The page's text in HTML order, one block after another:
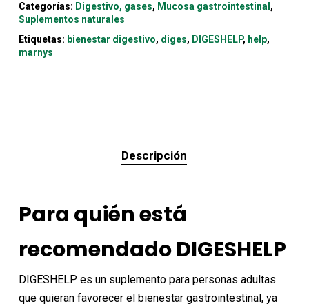
Categorías: Digestivo, gases, Mucosa gastrointestinal ,
Suplementos naturales
Etiquetas: bienestar digestivo, diges, DIGESHELP, help,
marnys
Descripción
Para quién está
recomendado DIGESHELP
DIGESHELP es un suplemento para personas adultas
que quieran favorecer el bienestar gastrointestinal, ya